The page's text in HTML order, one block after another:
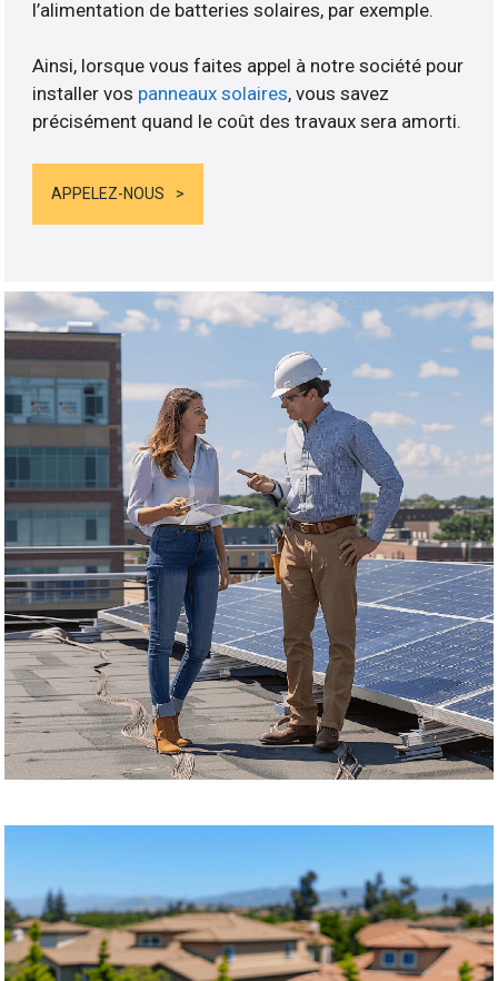
l’alimentation de batteries solaires, par exemple.
Ainsi, lorsque vous faites appel à notre société pour
installer vos panneaux solaires, vous savez
précisément quand le coût des travaux sera amorti.
APPELEZ-NOUS